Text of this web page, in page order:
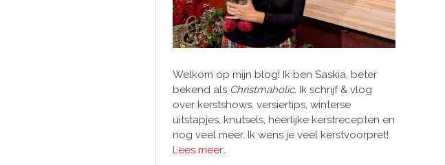
Welkom op mijn blog! Ik ben Saskia, beter
bekend als Christmaholic. Ik schrijf & vlog
over kerstshows, versiertips, winterse
uitstapjes, knutsels, heerlijke kerstrecepten en
nog veel meer. Ik wens je veel kerstvoorpret!
Lees meer…